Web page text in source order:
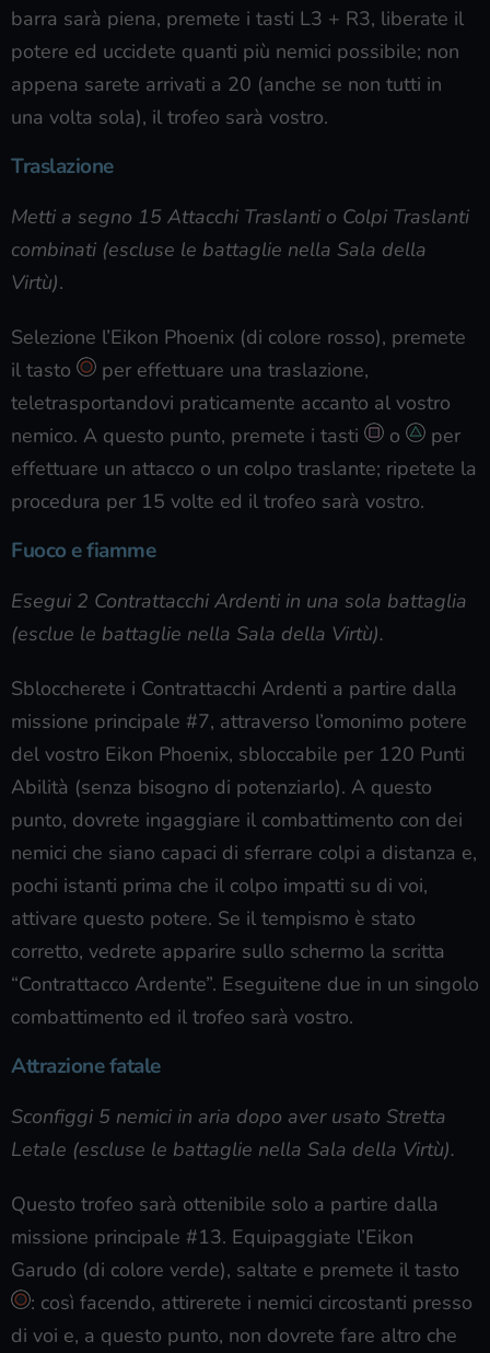
barra sarà piena, premete i tasti L3 + R3, liberate il
potere ed uccidete quanti più nemici possibile; non
appena sarete arrivati a 20 (anche se non tutti in
una volta sola), il trofeo sarà vostro.
Traslazione
Metti a segno 15 Attacchi Traslanti o Colpi Traslanti
combinati (escluse le battaglie nella Sala della
Virtù).
Selezione l’Eikon Phoenix (di colore rosso), premete
il tasto
per effettuare una traslazione,
teletrasportandovi praticamente accanto al vostro
nemico. A questo punto, premete i tasti
o
per
effettuare un attacco o un colpo traslante; ripetete la
procedura per 15 volte ed il trofeo sarà vostro.
Fuoco e fiamme
Esegui 2 Contrattacchi Ardenti in una sola battaglia
(esclue le battaglie nella Sala della Virtù).
Sbloccherete i Contrattacchi Ardenti a partire dalla
missione principale #7, attraverso l’omonimo potere
del vostro Eikon Phoenix, sbloccabile per 120 Punti
Abilità (senza bisogno di potenziarlo). A questo
punto, dovrete ingaggiare il combattimento con dei
nemici che siano capaci di sferrare colpi a distanza e,
pochi istanti prima che il colpo impatti su di voi,
attivare questo potere. Se il tempismo è stato
corretto, vedrete apparire sullo schermo la scritta
“Contrattacco Ardente”. Eseguitene due in un singolo
combattimento ed il trofeo sarà vostro.
Attrazione fatale
Sconfiggi 5 nemici in aria dopo aver usato Stretta
Letale (escluse le battaglie nella Sala della Virtù).
Questo trofeo sarà ottenibile solo a partire dalla
missione principale #13. Equipaggiate l’Eikon
Garudo (di colore verde), saltate e premete il tasto
: così facendo, attirerete i nemici circostanti presso
di voi e, a questo punto, non dovrete fare altro che